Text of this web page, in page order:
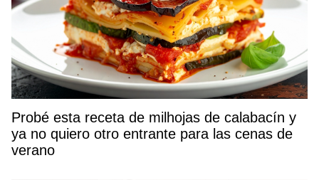
Probé esta receta de milhojas de calabacín y
ya no quiero otro entrante para las cenas de
verano